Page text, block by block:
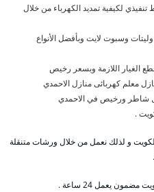
لكيفية تمديد الكهرباء من خلال
وسبوت لايت وبأفضل الأنواع
الغيار اللازمة وبسعر رخيص
معلم كهربائى منازل الاحمدي
شاطر ورخيص في الاحمدي
.
و لذلك نعمل من خلال ورشات متنقلة
يعمل 24 ساعة .